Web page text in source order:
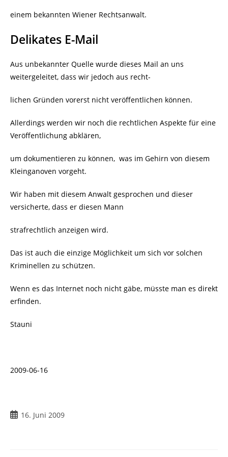
einem bekannten Wiener Rechtsanwalt.
Delikates E-Mail
Aus unbekannter Quelle wurde dieses Mail an uns
weitergeleitet, dass wir jedoch aus recht-
lichen Gründen vorerst nicht veröffentlichen können.
Allerdings werden wir noch die rechtlichen Aspekte für eine
Veröffentlichung abklären,
um dokumentieren zu können, was im Gehirn von diesem
Kleinganoven vorgeht.
Wir haben mit diesem Anwalt gesprochen und dieser
versicherte, dass er diesen Mann
strafrechtlich anzeigen wird.
Das ist auch die einzige Möglichkeit um sich vor solchen
Kriminellen zu schützen.
Wenn es das Internet noch nicht gäbe, müsste man es direkt
erfinden.
Stauni
2009-06-16
Beitrag16. Juni 2009